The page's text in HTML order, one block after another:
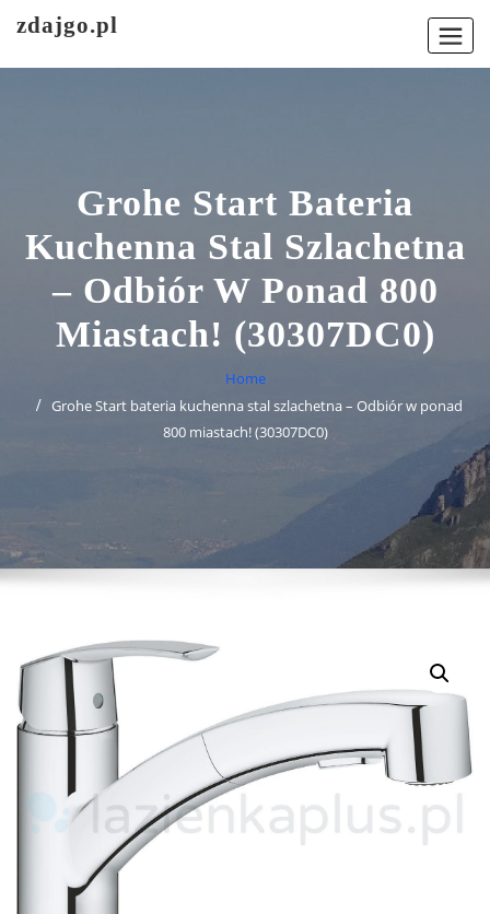
zdajgo.pl
Grohe Start Bateria
Kuchenna Stal Szlachetna
– Odbiór W Ponad 800
Miastach! (30307DC0)
Home
Grohe Start bateria kuchenna stal szlachetna – Odbiór w ponad
800 miastach! (30307DC0)